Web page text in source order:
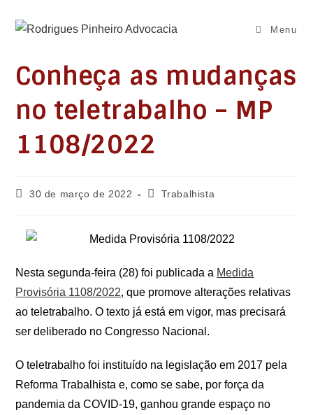
para
Menu
Conheça as mudanças
no teletrabalho – MP
1108/2022
Post30 de março de 2022
Categoria
Trabalhista
Nesta segunda-feira (28) foi publicada a Medida
Provisória 1108/2022, que promove alterações relativas
ao teletrabalho. O texto já está em vigor, mas precisará
ser deliberado no Congresso Nacional.
O teletrabalho foi instituído na legislação em 2017 pela
Reforma Trabalhista e, como se sabe, por força da
pandemia da COVID-19, ganhou grande espaço no